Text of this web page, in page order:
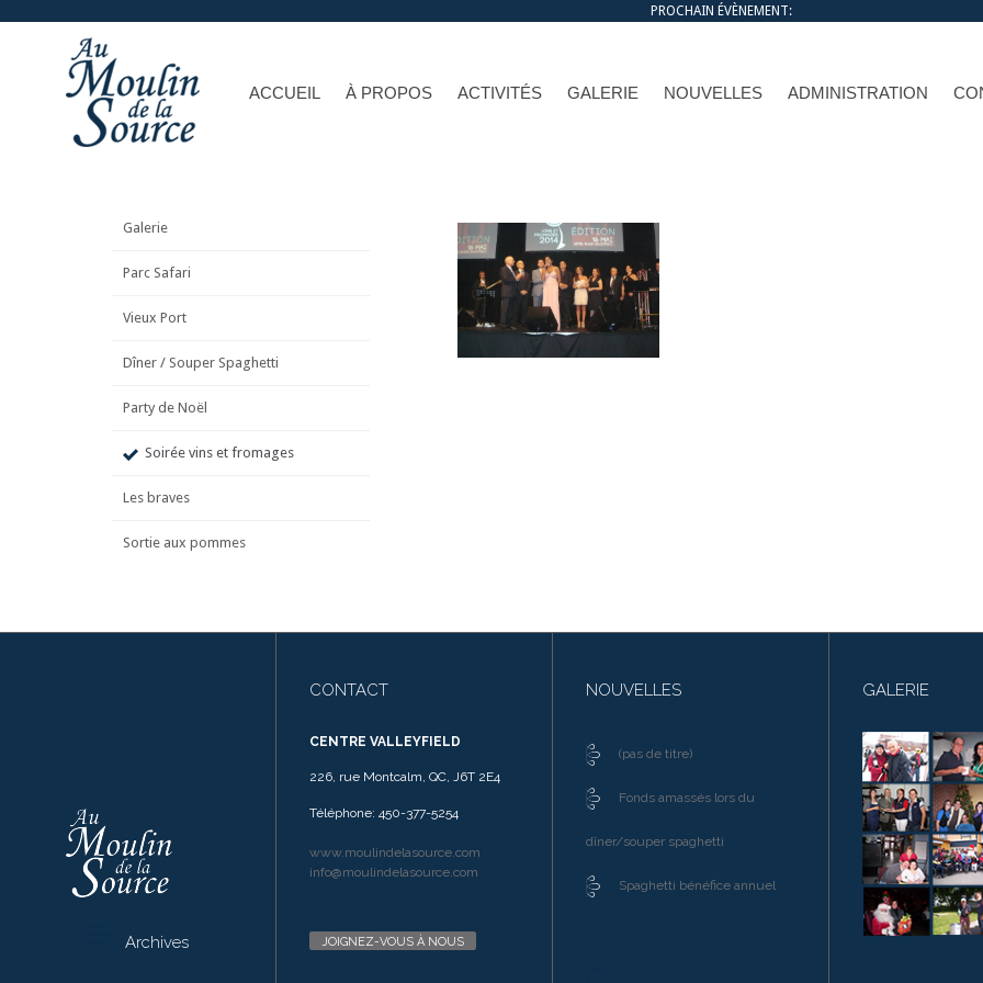
PROCHAIN ÉVÈNEMENT:
ACCUEIL À PROPOS ACTIVITÉS GALERIE NOUVELLES ADMINISTRATION
Galerie
Parc Safari
Vieux Port
Dîner / Souper Spaghetti
Party de Noël
Soirée vins et fromages
Les braves
Sortie aux pommes
Archives
CONTACT
CENTRE VALLEYFIELD
226, rue Montcalm, QC, J6T 2E4
Téléphone: 450-377-5254
www.moulindelasource.com
info@moulindelasource.com
JOIGNEZ-VOUS À NOUS
NOUVELLES
(pas de titre)
Fonds amassés lors du
dîner/souper spaghetti
Spaghetti bénéfice annuel
GALERIE